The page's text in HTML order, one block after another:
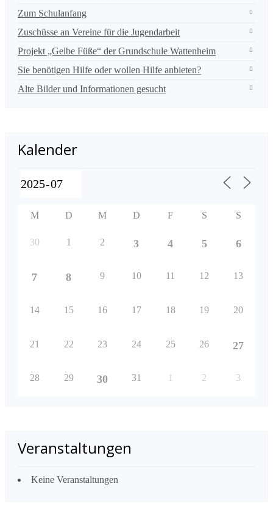
Zum Schulanfang
Zuschüsse an Vereine für die Jugendarbeit
Projekt „Gelbe Füße“ der Grundschule Wattenheim
Sie benötigen Hilfe oder wollen Hilfe anbieten?
Alte Bilder und Informationen gesucht
Kalender
M D M D F S S
30 1 2 3 4 5 6
7 8 9 10 11 12 13
14 15 16 17 18 19 20
21 22 23 24 25 26 27
28 29 30 31 1 2 3
Veranstaltungen
Keine Veranstaltungen